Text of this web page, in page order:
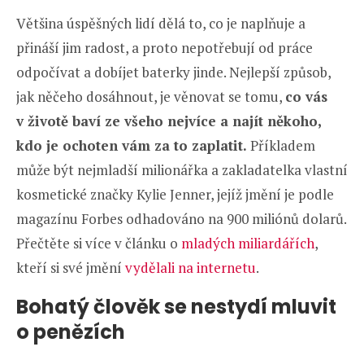
Většina úspěšných lidí dělá to, co je naplňuje a
přináší jim radost, a proto nepotřebují od práce
odpočívat a dobíjet baterky jinde. Nejlepší způsob,
jak něčeho dosáhnout, je věnovat se tomu, co vás
v životě baví ze všeho nejvíce a najít někoho,
kdo je ochoten vám za to zaplatit. Příkladem
může být nejmladší milionářka a zakladatelka vlastní
kosmetické značky Kylie Jenner, jejíž jmění je podle
magazínu Forbes odhadováno na 900 miliónů dolarů.
Přečtěte si více v článku o mladých miliardářích,
kteří si své jmění vydělali na internetu.
Bohatý člověk se nestydí mluvit
o penězích